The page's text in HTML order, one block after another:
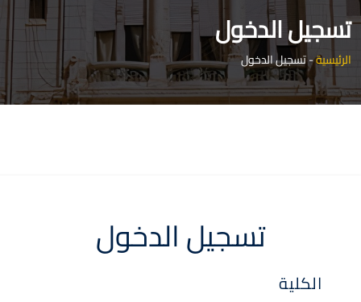
تسجيل الدخول
الرئيسية-تسجيل الدخول
تسجيل الدخول
الكلية